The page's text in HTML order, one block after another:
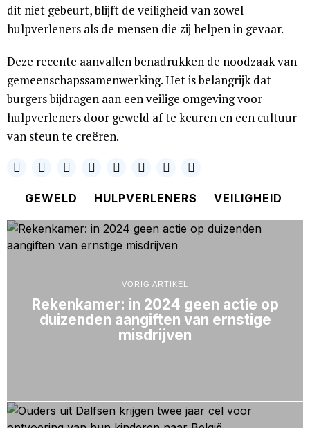
dit niet gebeurt, blijft de veiligheid van zowel
hulpverleners als de mensen die zij helpen in gevaar.
Deze recente aanvallen benadrukken de noodzaak van
gemeenschapssamenwerking. Het is belangrijk dat
burgers bijdragen aan een veilige omgeving voor
hulpverleners door geweld af te keuren en een cultuur
van steun te creëren.
GEWELD HULPVERLENERS VEILIGHEID
VORIG ARTIKEL
Rekenkamer: in 2024 geen actie op
duizenden aangiften van ernstige
misdrijven